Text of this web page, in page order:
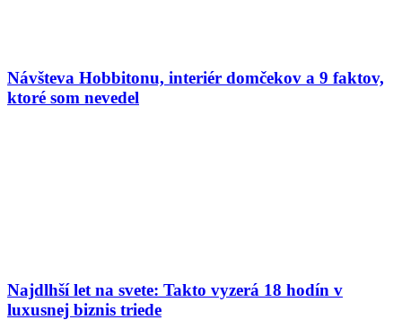
Návšteva Hobbitonu, interiér domčekov a 9 faktov,
ktoré som nevedel
Najdlhší let na svete: Takto vyzerá 18 hodín v
luxusnej biznis triede